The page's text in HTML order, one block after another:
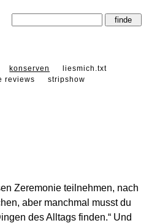
konserven
liesmich.txt
reviews
stripshow
Zeremonie teilnehmen, nach
aber manchmal musst du
des Alltags finden.“ Und